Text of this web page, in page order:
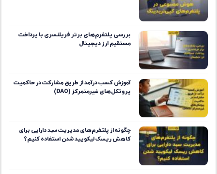
بررسی پلتفرم‌های برتر فریلنسری با پرداخت
مستقیم ارز دیجیتال
آموزش کسب درآمد از طریق مشارکت در حاکمیت
پروتکل‌های غیرمتمرکز (DAO)
چگونه از پلتفرم‌های مدیریت سبد دارایی برای
کاهش ریسک لیکویید شدن استفاده کنیم؟